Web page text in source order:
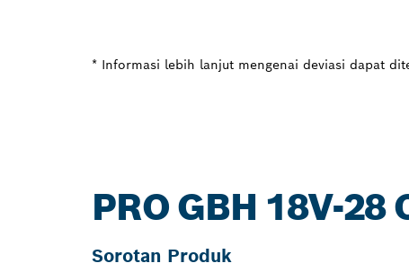
* Informasi lebih lanjut mengenai deviasi dapat
PRO GBH 18V-28
Sorotan Produk